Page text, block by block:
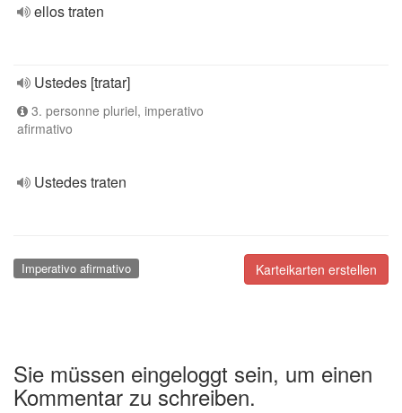
ellos traten
Ustedes [tratar]
3. personne pluriel, imperativo
afirmativo
Ustedes traten
Karteikarten erstellen
Imperativo afirmativo
Sie müssen eingeloggt sein, um einen
Kommentar zu schreiben.